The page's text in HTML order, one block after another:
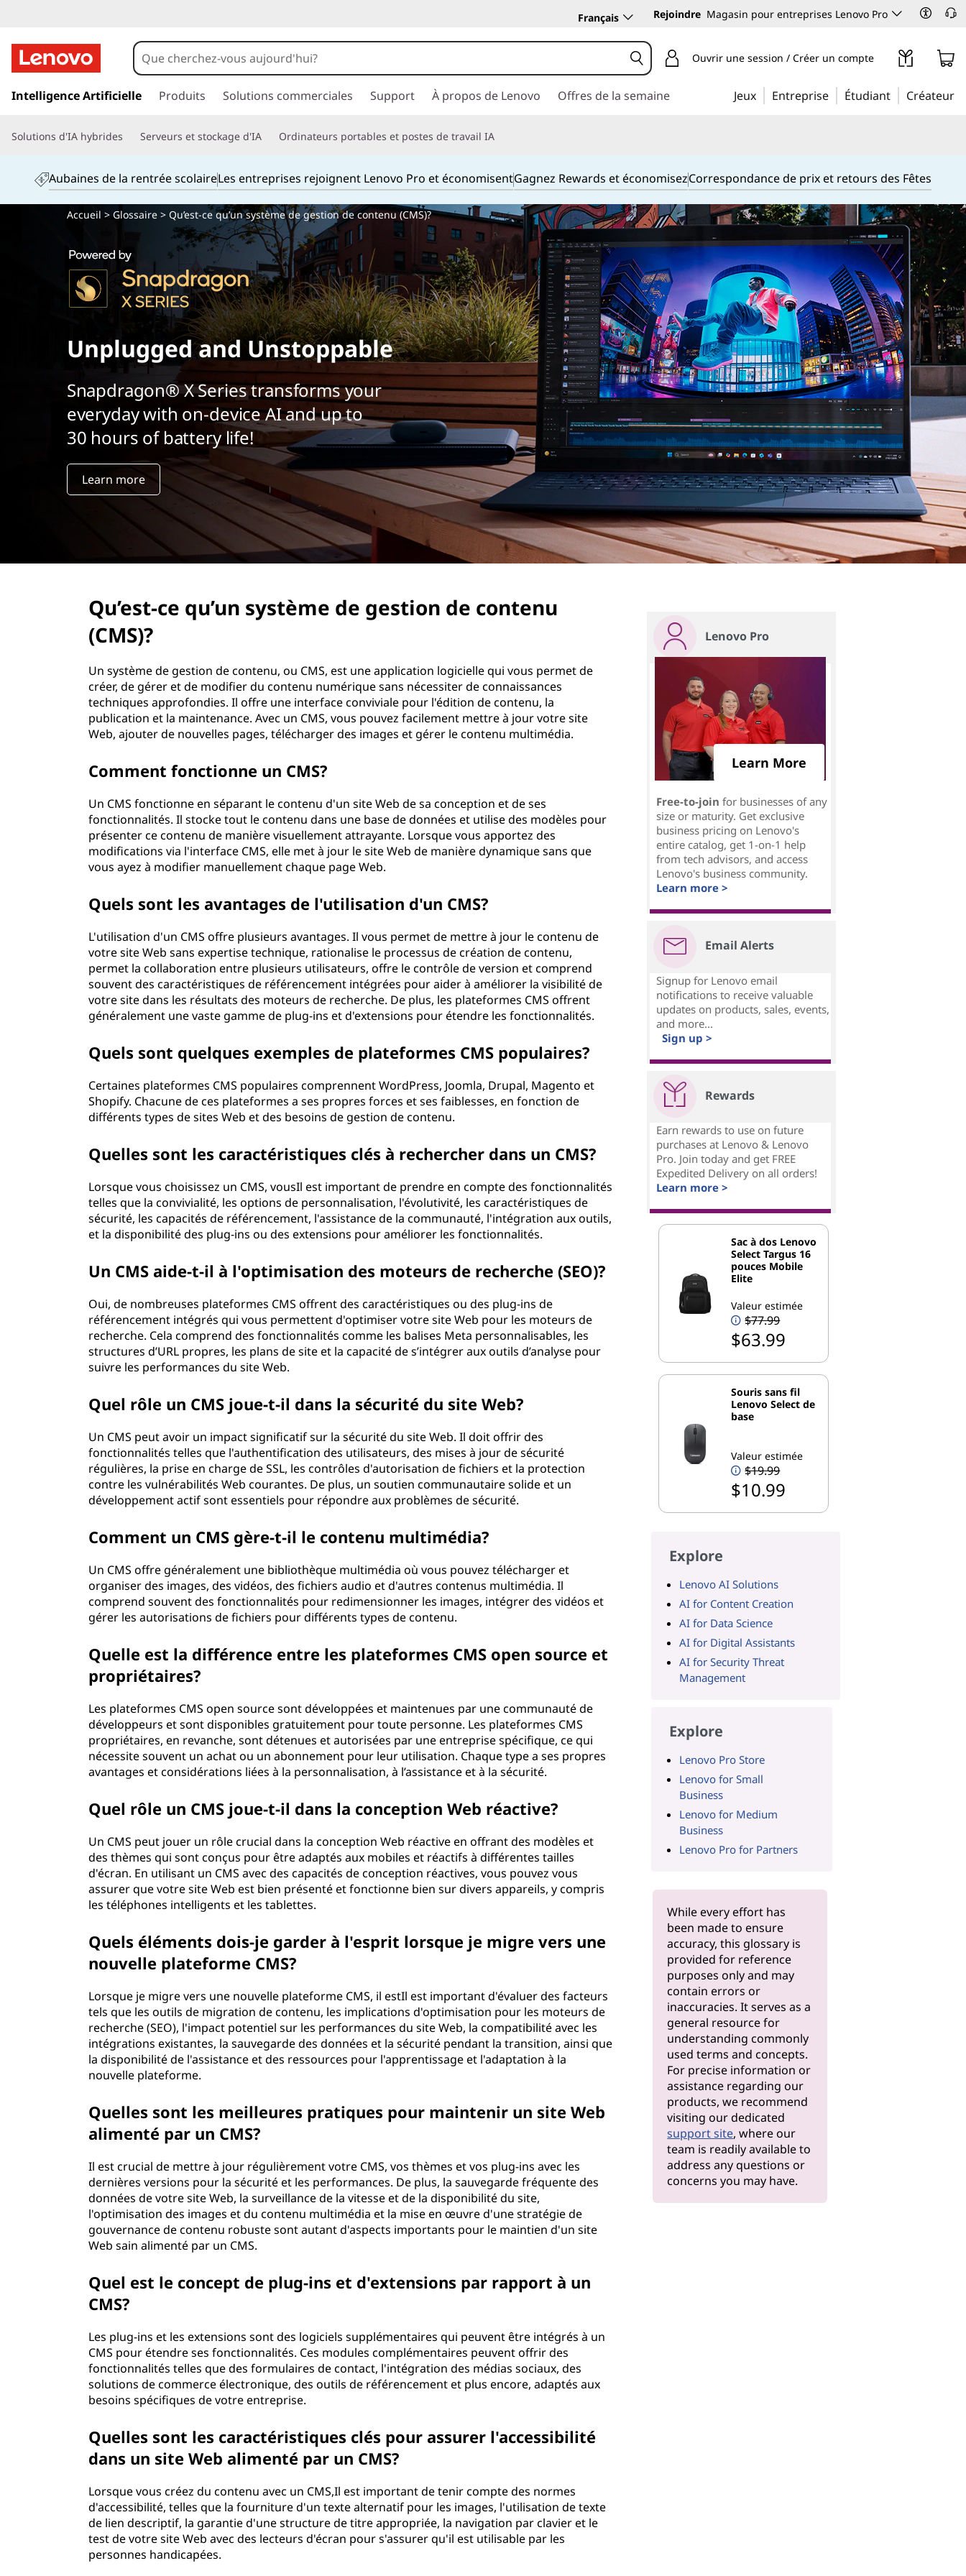
u
e
-
è
Français Rejoindre Magasin pour entreprises Lenovo Pro
a
e
c
Ouvrir une session / Créer un compte
Intelligence Artificielle Produits Solutions commerciales Support À propos de Lenovo Offres de la semaine Jeux Entreprise Étudiant Créateur
Solutions d'IA hybrides Serveurs et stockage d'IA Ordinateurs portables et postes de travail IA
Aubaines de la rentrée scolaireLes entreprises rejoignent Lenovo Pro et économisentGagnez Rewards et économisezCorrespondance de prix et retours des Fêtes
Accueil > Glossaire> Qu’est-ce qu’un système de gestion de contenu (CMS)?
Unplugged and Unstoppable
Snapdragon® X Series transforms your
everyday with on-device AI and up to
30 hours of battery life!
Learn more
Qu’est-ce qu’un système de gestion de contenu
(CMS)?
Un système de gestion de contenu, ou CMS, est une application logicielle qui vous permet de
créer, de gérer et de modifier du contenu numérique sans nécessiter de connaissances
techniques approfondies. Il offre une interface conviviale pour l'édition de contenu, la
publication et la maintenance. Avec un CMS, vous pouvez facilement mettre à jour votre site
Web, ajouter de nouvelles pages, télécharger des images et gérer le contenu multimédia.
Comment fonctionne un CMS?
Un CMS fonctionne en séparant le contenu d'un site Web de sa conception et de ses
fonctionnalités. Il stocke tout le contenu dans une base de données et utilise des modèles pour
présenter ce contenu de manière visuellement attrayante. Lorsque vous apportez des
modifications via l'interface CMS, elle met à jour le site Web de manière dynamique sans que
vous ayez à modifier manuellement chaque page Web.
Quels sont les avantages de l'utilisation d'un CMS?
L'utilisation d'un CMS offre plusieurs avantages. Il vous permet de mettre à jour le contenu de
votre site Web sans expertise technique, rationalise le processus de création de contenu,
permet la collaboration entre plusieurs utilisateurs, offre le contrôle de version et comprend
souvent des caractéristiques de référencement intégrées pour aider à améliorer la visibilité de
votre site dans les résultats des moteurs de recherche. De plus, les plateformes CMS offrent
généralement une vaste gamme de plug-ins et d'extensions pour étendre les fonctionnalités.
Quels sont quelques exemples de plateformes CMS populaires?
Certaines plateformes CMS populaires comprennent WordPress, Joomla, Drupal, Magento et
Shopify. Chacune de ces plateformes a ses propres forces et ses faiblesses, en fonction de
différents types de sites Web et des besoins de gestion de contenu.
Quelles sont les caractéristiques clés à rechercher dans un CMS?
Lorsque vous choisissez un CMS, vousIl est important de prendre en compte des fonctionnalités
telles que la convivialité, les options de personnalisation, l'évolutivité, les caractéristiques de
sécurité, les capacités de référencement, l'assistance de la communauté, l'intégration aux outils,
et la disponibilité des plug-ins ou des extensions pour améliorer les fonctionnalités.
Un CMS aide-t-il à l'optimisation des moteurs de recherche (SEO)?
Oui, de nombreuses plateformes CMS offrent des caractéristiques ou des plug-ins de
référencement intégrés qui vous permettent d'optimiser votre site Web pour les moteurs de
recherche. Cela comprend des fonctionnalités comme les balises Meta personnalisables, les
structures d’URL propres, les plans de site et la capacité de s’intégrer aux outils d’analyse pour
suivre les performances du site Web.
Quel rôle un CMS joue-t-il dans la sécurité du site Web?
Un CMS peut avoir un impact significatif sur la sécurité du site Web. Il doit offrir des
fonctionnalités telles que l'authentification des utilisateurs, des mises à jour de sécurité
régulières, la prise en charge de SSL, les contrôles d'autorisation de fichiers et la protection
contre les vulnérabilités Web courantes. De plus, un soutien communautaire solide et un
développement actif sont essentiels pour répondre aux problèmes de sécurité.
Comment un CMS gère-t-il le contenu multimédia?
Un CMS offre généralement une bibliothèque multimédia où vous pouvez télécharger et
organiser des images, des vidéos, des fichiers audio et d'autres contenus multimédia. Il
comprend souvent des fonctionnalités pour redimensionner les images, intégrer des vidéos et
gérer les autorisations de fichiers pour différents types de contenu.
Quelle est la différence entre les plateformes CMS open source et
propriétaires?
Les plateformes CMS open source sont développées et maintenues par une communauté de
développeurs et sont disponibles gratuitement pour toute personne. Les plateformes CMS
propriétaires, en revanche, sont détenues et autorisées par une entreprise spécifique, ce qui
nécessite souvent un achat ou un abonnement pour leur utilisation. Chaque type a ses propres
avantages et considérations liées à la personnalisation, à l’assistance et à la sécurité.
Quel rôle un CMS joue-t-il dans la conception Web réactive?
Un CMS peut jouer un rôle crucial dans la conception Web réactive en offrant des modèles et
des thèmes qui sont conçus pour être adaptés aux mobiles et réactifs à différentes tailles
d'écran. En utilisant un CMS avec des capacités de conception réactives, vous pouvez vous
assurer que votre site Web est bien présenté et fonctionne bien sur divers appareils, y compris
les téléphones intelligents et les tablettes.
Quels éléments dois-je garder à l'esprit lorsque je migre vers une
nouvelle plateforme CMS?
Lorsque je migre vers une nouvelle plateforme CMS, il estIl est important d'évaluer des facteurs
tels que les outils de migration de contenu, les implications d'optimisation pour les moteurs de
recherche (SEO), l'impact potentiel sur les performances du site Web, la compatibilité avec les
intégrations existantes, la sauvegarde des données et la sécurité pendant la transition, ainsi que
la disponibilité de l'assistance et des ressources pour l'apprentissage et l'adaptation à la
nouvelle plateforme.
Quelles sont les meilleures pratiques pour maintenir un site Web
alimenté par un CMS?
Il est crucial de mettre à jour régulièrement votre CMS, vos thèmes et vos plug-ins avec les
dernières versions pour la sécurité et les performances. De plus, la sauvegarde fréquente des
données de votre site Web, la surveillance de la vitesse et de la disponibilité du site,
l'optimisation des images et du contenu multimédia et la mise en œuvre d'une stratégie de
gouvernance de contenu robuste sont autant d'aspects importants pour le maintien d'un site
Web sain alimenté par un CMS.
Quel est le concept de plug-ins et d'extensions par rapport à un
CMS?
Les plug-ins et les extensions sont des logiciels supplémentaires qui peuvent être intégrés à un
CMS pour étendre ses fonctionnalités. Ces modules complémentaires peuvent offrir des
fonctionnalités telles que des formulaires de contact, l'intégration des médias sociaux, des
solutions de commerce électronique, des outils de référencement et plus encore, adaptés aux
besoins spécifiques de votre entreprise.
Quelles sont les caractéristiques clés pour assurer l'accessibilité
dans un site Web alimenté par un CMS?
Lorsque vous créez du contenu avec un CMS,Il est important de tenir compte des normes
d'accessibilité, telles que la fourniture d'un texte alternatif pour les images, l'utilisation de texte
de lien descriptif, la garantie d'une structure de titre appropriée, la navigation par clavier et le
test de votre site Web avec des lecteurs d'écran pour s'assurer qu'il est utilisable par les
personnes handicapées.
Lenovo Pro
Learn More
Free-to-join for businesses of any
size or maturity. Get exclusive
business pricing on Lenovo's
entire catalog, get 1-on-1 help
from tech advisors, and access
Lenovo's business community.
Learn more >
Email Alerts
Signup for Lenovo email
notifications to receive valuable
updates on products, sales, events,
and more...
Sign up >
Rewards
Earn rewards to use on future
purchases at Lenovo & Lenovo
Pro. Join today and get FREE
Expedited Delivery on all orders!
Learn more >
Sac à dos Lenovo
Select Targus 16
pouces Mobile
Elite
Valeur estimée
$77.99
$63.99
Souris sans fil
Lenovo Select de
base
Valeur estimée
$19.99
$10.99
Explore
Lenovo AI Solutions
AI for Content Creation
AI for Data Science
AI for Digital Assistants
AI for Security Threat
Management
Explore
Lenovo Pro Store
Lenovo for Small
Business
Lenovo for Medium
Business
Lenovo Pro for Partners
While every effort has
been made to ensure
accuracy, this glossary is
provided for reference
purposes only and may
contain errors or
inaccuracies. It serves as a
general resource for
understanding commonly
used terms and concepts.
For precise information or
assistance regarding our
products, we recommend
visiting our dedicated
support site, where our
team is readily available to
address any questions or
concerns you may have.